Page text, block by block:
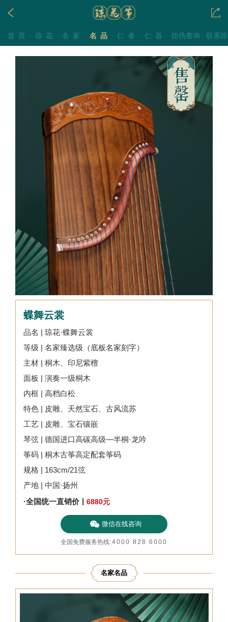
首页 琼花 名家 名品 仁者 仁器 防伪查询 联系
蝶舞云裳
品名 | 琼花·蝶舞云裳
等级 | 名家臻选级（底板名家刻字）
主材 | 桐木、印尼紫檀
面板 | 演奏一级桐木
内框 | 高档白松
特色 | 皮雕、天然宝石、古风流苏
工艺 | 皮雕、宝石镶嵌
琴弦 | 德国进口高碳高级—半桐·龙吟
筝码 | 桐木古筝高定配套筝码
规格 | 163cm/21弦
产地 | 中国·扬州
·全国统一直销价 | 6880元
微信在线咨询
全国免费服务热线:4000 828 6000
名家名品